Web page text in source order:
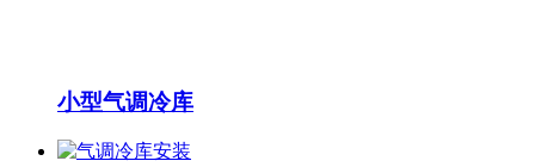
小型气调冷库